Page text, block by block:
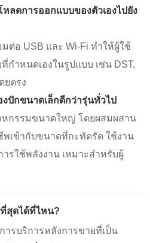
ลดการออกแบบของตัวเองไปยัง
มต่อ USB และ Wi-Fi ทำให้ผู้ใช้
กำหนดเองในรูปแบบ เช่น DST,
ยตรง
ปักขนาดเล็กดีกว่ารุ่นทั่วไป
หกรรมขนาดใหญ่ โดยผสมผสาน
เข้ากับขนาดที่กะทัดรัด ใช้งาน
รใช้พลังงาน เหมาะสำหรับผู้
สุดได้ที่ไหน?
รบริการหลังการขายที่เป็น